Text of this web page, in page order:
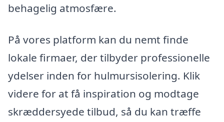
behagelig atmosfære.
På vores platform kan du nemt finde
lokale firmaer, der tilbyder professionelle
ydelser inden for hulmursisolering. Klik
videre for at få inspiration og modtage
skræddersyede tilbud, så du kan træffe